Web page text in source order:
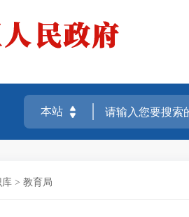
库 > 教育局